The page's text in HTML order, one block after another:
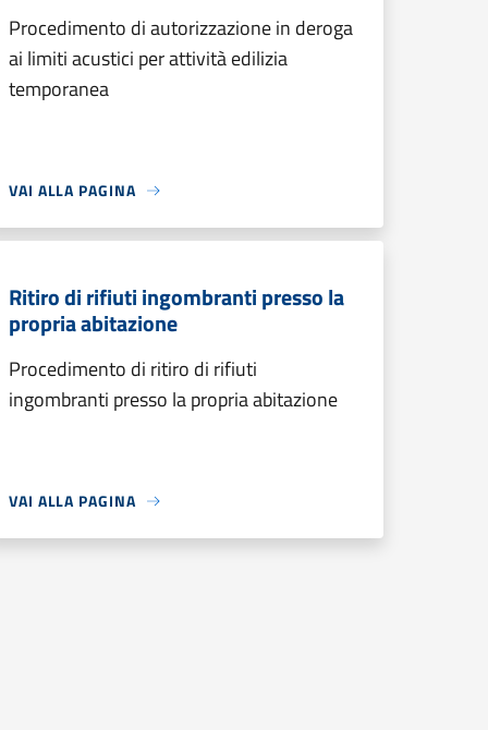
Procedimento di autorizzazione in deroga
ai limiti acustici per attività edilizia
temporanea
VAI ALLA PAGINA
Ritiro di rifiuti ingombranti presso la
propria abitazione
Procedimento di ritiro di rifiuti
ingombranti presso la propria abitazione
VAI ALLA PAGINA